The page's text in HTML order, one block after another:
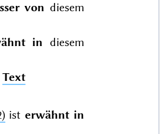
von diesem
in diesem
Text
isterwähnt in